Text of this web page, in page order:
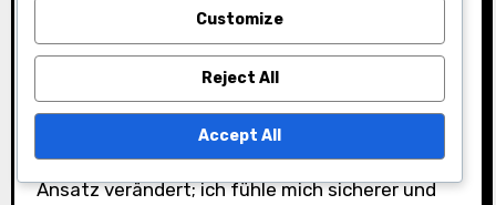
Viele Golfer haben positive Erfahrungen mit
Hybrid-Schlägern beim Putten geteilt und
Verbesserungen in ihrem Gesamtspiel
festgestellt. Ein Nutzer erwähnte: “Der Wechsel
zu einem Hybrid für lange Putts hat meinen
Ansatz verändert; ich fühle mich sicherer und
Customize
Reject All
Accept All